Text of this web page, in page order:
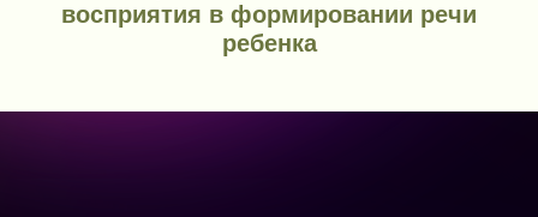
восприятия в формировании речи
ребенка